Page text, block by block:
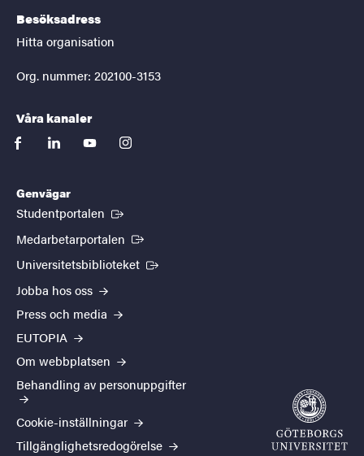
Besöksadress
Hitta organisation
Org. nummer: 202100-3153
Våra kanaler
facebooklinkedinyoutubeinstagram
Genvägar
Studentportalen (Extern länk)
Medarbetarportalen (Extern länk)
Universitetsbiblioteket (Extern länk)
Jobba hos oss
Press och media
EUTOPIA
Om webbplatsen
Behandling av personuppgifter
Cookie-inställningar
Tillgänglighetsredogörelse